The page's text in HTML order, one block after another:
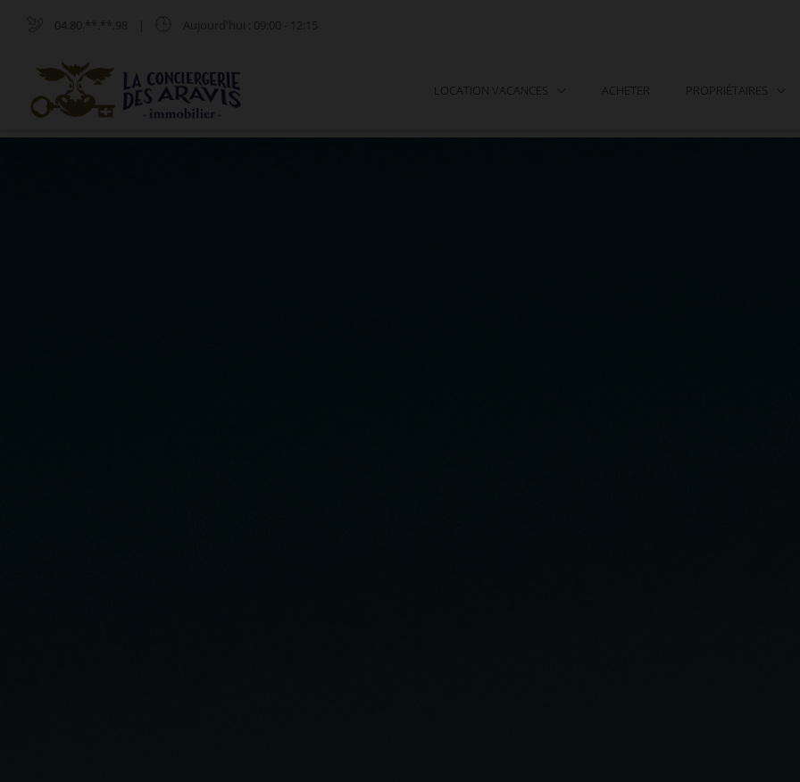
04.80.**.**.98 Aujourd'hui : 09:00 - 12:15
LOCATION VACANCES ACHETER PROPRIÉTAIRES